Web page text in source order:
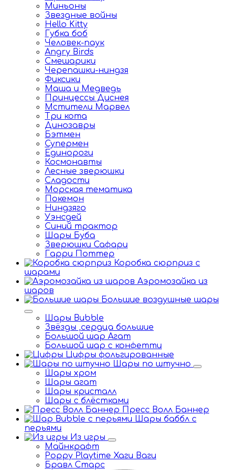
Миньоны
Звездные войны
Hello Kitty
Губка боб
Человек-паук
Angry Birds
Смешарики
Черепашки-ниндзя
Фиксики
Маша и Медведь
Принцессы Диснея
Мстители Марвел
Три кота
Динозавры
Бэтмен
Супермен
Единороги
Космонавты
Лесные зверюшки
Сладости
Морская тематика
Покемон
Ниндзяго
Уэнсдей
Синий трактор
Шары Буба
Зверюшки Сафари
Гарри Поттер
Коробка сюрприз с
шарами
Аэромозайка из
шаров
Большие воздушные шары
Шары Bubble
Звёзды ,сердца большие
Большой шар Агат
Большой шар с конфетти
Цифры фольгированные
Шары по штучно
Шары хром
Шары агат
Шары кристалл
Шары с блёстками
Пресс Волл Баннер
Шары баббл с
перьями
Из игры
Майнкрафт
Poppy Playtime Хаги Ваги
Бравл Старс